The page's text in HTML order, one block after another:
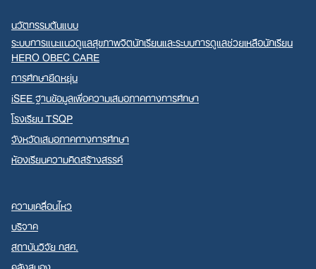
นวัตกรรมต้นแบบ
ระบบการแนะแนวดูแลสุขภาพจิตนักเรียนและระบบการดูแลช่วยเหลือนักเรียน
HERO OBEC CARE
การศึกษายืดหยุ่น
iSEE ฐานข้อมูลเพื่อความเสมอภาคทางการศึกษา
โรงเรียน TSQP
จังหวัดเสมอภาคทางการศึกษา
ห้องเรียนความคิดสร้างสรรค์
ความเคลื่อนไหว
บริจาค
สถาบันวิจัย กสศ.